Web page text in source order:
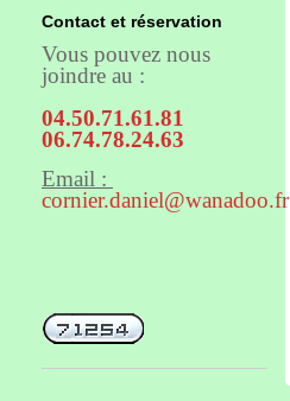
Contact et réservation
Vous pouvez nous
joindre au :
04.50.71.61.81
06.74.78.24.63
Email :
cornier.daniel@wanadoo.fr